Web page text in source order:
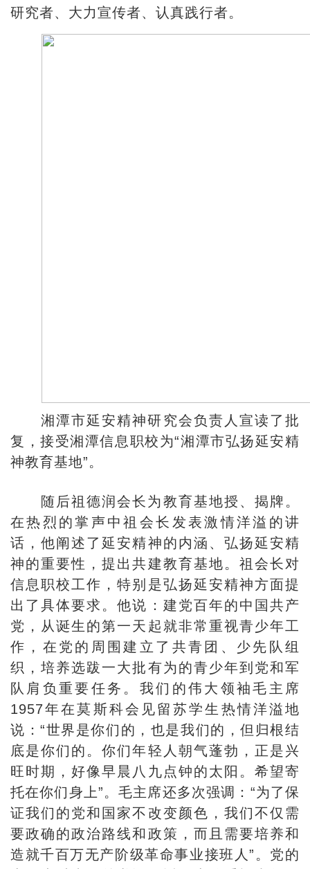
研究者、大力宣传者、认真践行者。
湘潭市延安精神研究会负责人宣读了批
复，接受湘潭信息职校为“湘潭市弘扬延安精
神教育基地”。
随后祖德润会长为教育基地授、揭牌。
在热烈的掌声中祖会长发表激情洋溢的讲
话，他阐述了延安精神的内涵、弘扬延安精
神的重要性，提出共建教育基地。祖会长对
信息职校工作，特别是弘扬延安精神方面提
出了具体要求。他说：建党百年的中国共产
党，从诞生的第一天起就非常重视青少年工
作，在党的周围建立了共青团、少先队组
织，培养选跋一大批有为的青少年到党和军
队肩负重要任务。我们的伟大领袖毛主席
1957年在莫斯科会见留苏学生热情洋溢地
说：“世界是你们的，也是我们的，但归根结
底是你们的。你们年轻人朝气蓬勃，正是兴
旺时期，好像早晨八九点钟的太阳。希望寄
托在你们身上”。毛主席还多次强调：“为了保
证我们的党和国家不改变颜色，我们不仅需
要政确的政治路线和政策，而且需要培养和
造就千百万无产阶级革命事业接班人”。党的